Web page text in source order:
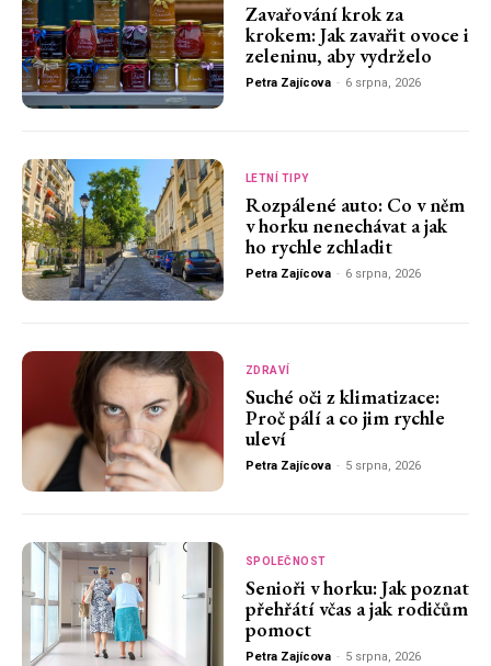
Zavařování krok za
krokem: Jak zavařit ovoce i
zeleninu, aby vydrželo
Petra Zajícova - 6 srpna, 2026
LETNÍ TIPY
Rozpálené auto: Co v něm
v horku nenechávat a jak
ho rychle zchladit
Petra Zajícova - 6 srpna, 2026
ZDRAVÍ
Suché oči z klimatizace:
Proč pálí a co jim rychle
uleví
Petra Zajícova - 5 srpna, 2026
SPOLEČNOST
Senioři v horku: Jak poznat
přehřátí včas a jak rodičům
pomoct
Petra Zajícova - 5 srpna, 2026